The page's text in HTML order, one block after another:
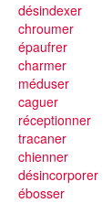
désindexer
chroumer
épaufrer
charmer
méduser
caguer
réceptionner
tracaner
chienner
désincorporer
ébosser